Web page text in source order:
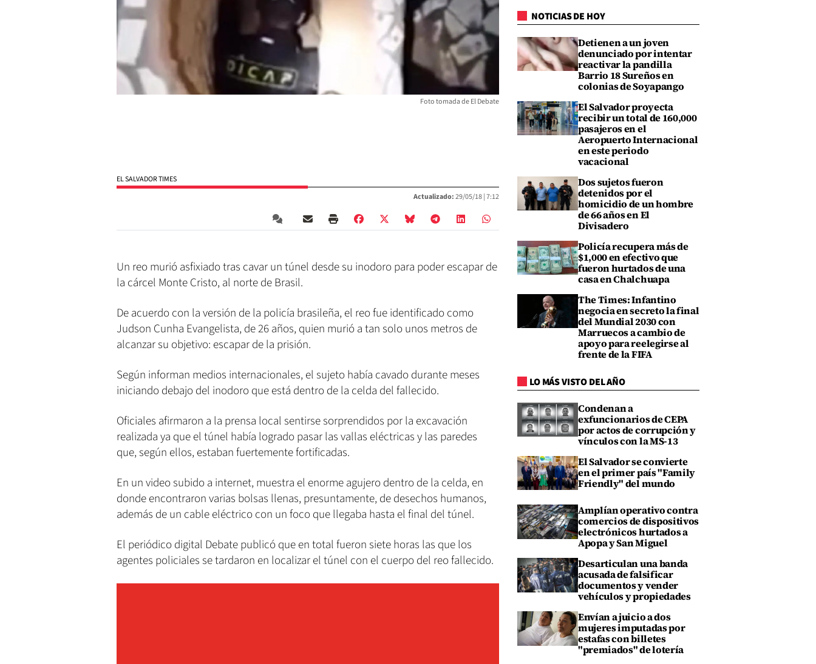
Foto tomada de El Debate
EL SALVADOR TIMES
Actualizado:29/05/18 |7:12
Un reo murió asfixiado tras cavar un túnel desde su inodoro para poder escapar de
la cárcel Monte Cristo, al norte de Brasil.
De acuerdo con la versión de la policía brasileña, el reo fue identificado como
Judson Cunha Evangelista, de 26 años, quien murió a tan solo unos metros de
alcanzar su objetivo: escapar de la prisión.
Según informan medios internacionales, el sujeto había cavado durante meses
iniciando debajo del inodoro que está dentro de la celda del fallecido.
Oficiales afirmaron a la prensa local sentirse sorprendidos por la excavación
realizada ya que el túnel había logrado pasar las vallas eléctricas y las paredes
que, según ellos, estaban fuertemente fortificadas.
En un video subido a internet, muestra el enorme agujero dentro de la celda, en
donde encontraron varias bolsas llenas, presuntamente, de desechos humanos,
además de un cable eléctrico con un foco que llegaba hasta el final del túnel.
El periódico digital Debate publicó que en total fueron siete horas las que los
agentes policiales se tardaron en localizar el túnel con el cuerpo del reo fallecido.
NOTICIAS DE HOY
Detienen a un joven
denunciado por intentar
reactivar la pandilla
Barrio 18 Sureños en
colonias de Soyapango
El Salvador proyecta
recibir un total de 160,000
pasajeros en el
Aeropuerto Internacional
en este periodo
vacacional
Dos sujetos fueron
detenidos por el
homicidio de un hombre
de 66 años en El
Divisadero
Policía recupera más de
$1,000 en efectivo que
fueron hurtados de una
casa en Chalchuapa
The Times: Infantino
negocia en secreto la final
del Mundial 2030 con
Marruecos a cambio de
apoyo para reelegirse al
frente de la FIFA
LO MÁS VISTO DEL AÑO
Condenan a
exfuncionarios de CEPA
por actos de corrupción y
vínculos con la MS-13
El Salvador se convierte
en el primer país "Family
Friendly" del mundo
Amplían operativo contra
comercios de dispositivos
electrónicos hurtados a
Apopa y San Miguel
Desarticulan una banda
acusada de falsificar
documentos y vender
vehículos y propiedades
Envían a juicio a dos
mujeres imputadas por
estafas con billetes
"premiados" de lotería